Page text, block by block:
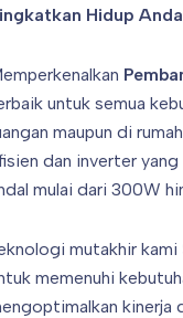
Hidup
untuk semua
maupun di
dan inverter
mulai dari 300W
mutakhir kami
memenuhi
kinerja